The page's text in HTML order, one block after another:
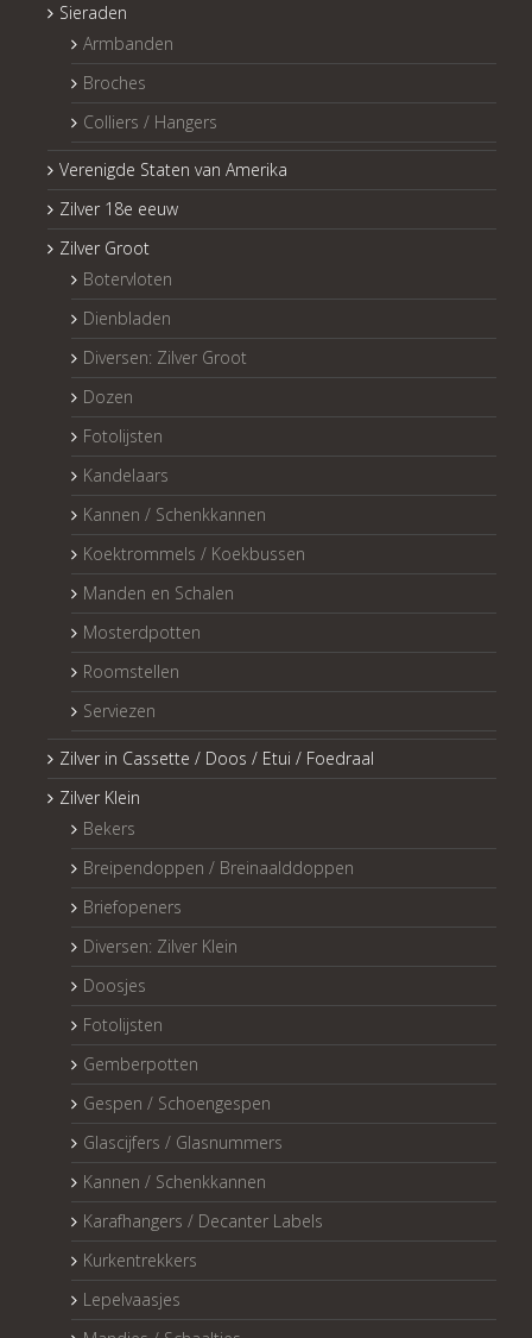
Sieraden
Armbanden
Broches
Colliers / Hangers
Verenigde Staten van Amerika
Zilver 18e eeuw
Zilver Groot
Botervloten
Dienbladen
Diversen: Zilver Groot
Dozen
Fotolijsten
Kandelaars
Kannen / Schenkkannen
Koektrommels / Koekbussen
Manden en Schalen
Mosterdpotten
Roomstellen
Serviezen
Zilver in Cassette / Doos / Etui / Foedraal
Zilver Klein
Bekers
Breipendoppen / Breinaalddoppen
Briefopeners
Diversen: Zilver Klein
Doosjes
Fotolijsten
Gemberpotten
Gespen / Schoengespen
Glascijfers / Glasnummers
Kannen / Schenkkannen
Karafhangers / Decanter Labels
Kurkentrekkers
Lepelvaasjes